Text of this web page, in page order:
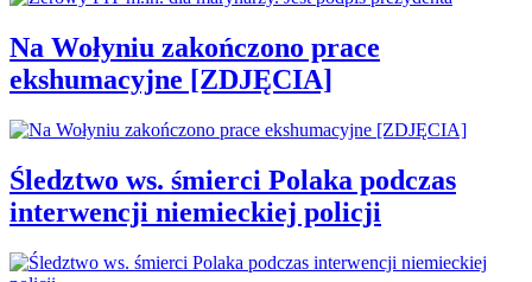
Na Wołyniu zakończono prace
ekshumacyjne [ZDJĘCIA]
Śledztwo ws. śmierci Polaka podczas
interwencji niemieckiej policji